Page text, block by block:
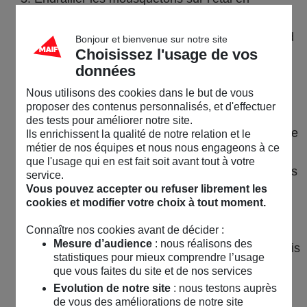
Fixer chacune des deux écoutes avec un nœud
chaise sur le point d’écoute de la voile.
Ramener chaque écoute au cockpit en passant
à l’extérieur des haubans, dans la poulie de
chariot de génois et dans la poulie de renvoi
dans le cockpit. Faire un nœud de huit à chaque
extrémité.
Sécuriser la voile d’avant sur les filières ou dans
son sac préalablement attaché à l’avant, puis
bloquer chaque écoute en la fixant sur son
taquet de cockpit.
Une fois hors du chenal, fixer la drisse de génois
par un nœud de chaise sur le point de drisse.
Placer le bateau à une allure confortable pour
Bonjour et bienvenue sur notre site
Choisissez l'usage de vos
données
Nous utilisons des cookies dans le but de vous
proposer des contenus personnalisés, et d'effectuer
des tests pour améliorer notre site.
Ils enrichissent la qualité de notre relation et le
métier de nos équipes et nous nous engageons à ce
que l'usage qui en est fait soit avant tout à votre
service.
Vous pouvez accepter ou refuser librement les
cookies et modifier votre choix à tout moment.
Connaître nos cookies avant de décider :
Mesure d’audience: nous réalisons des
statistiques pour mieux comprendre l’usage
que vous faites du site et de nos services
Evolution de notre site: nous testons auprès
de vous des améliorations de notre site